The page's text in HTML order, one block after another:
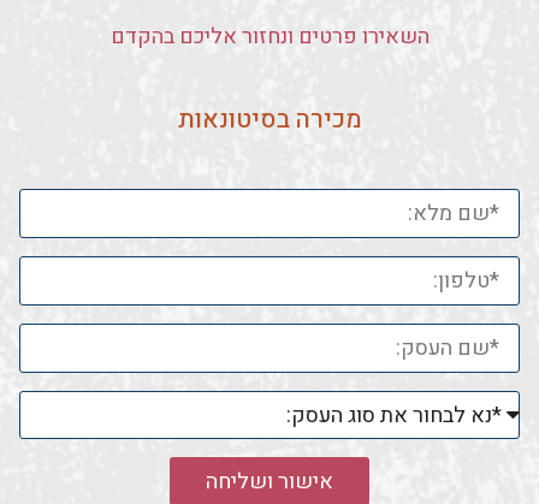
השאירו פרטים ונחזור אליכם בהקדם
מכירה בסיטונאות
אישור ושליחה